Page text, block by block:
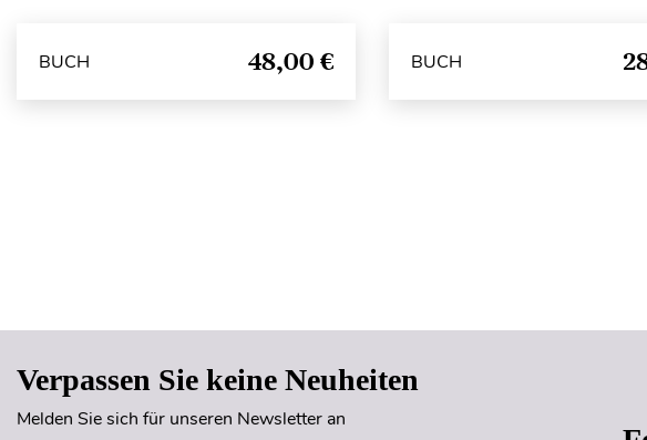
BUCH 48,00 € BUCH
Verpassen Sie keine Neuheiten
Melden Sie sich für unseren Newsletter an